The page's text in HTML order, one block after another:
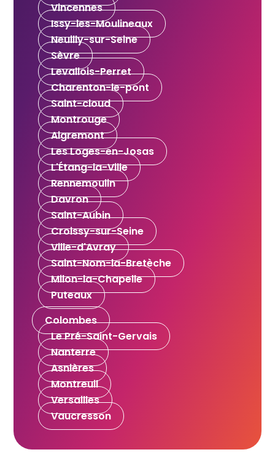
Vincennes
Issy-les-Moulineaux
Neuilly-sur-Seine
Sèvre
Levallois-Perret
Charenton-le-pont
Saint-cloud
Montrouge
Aigremont
Les Loges-en-Josas
L'Étang-la-Ville
Rennemoulin
Davron
Saint-Aubin
Croissy-sur-Seine
Ville-d'Avray
Saint-Nom-la-Bretèche
Milon-la-Chapelle
Puteaux
Colombes
Le Pré-Saint-Gervais
Nanterre
Asnières
Montreuil
Versailles
Vaucresson